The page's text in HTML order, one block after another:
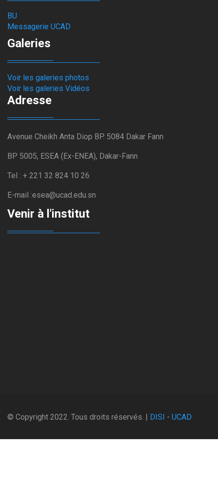
BU
Messagerie UCAD
Galeries
Voir les galeries photos
Voir les galeries Vidéos
Adresse
Avenue Cheikh Anta Diop BP. 5084 Dakar Fann
BP 5005, ESEA (Ex-ENEA), Dakar-Fann
Tel : + 221 32 824 10 26
E-mail :esea@ucad.edu.sn
Venir à l'institut
© Copyright 2022. Tous droits réservés. | DISI - UCAD